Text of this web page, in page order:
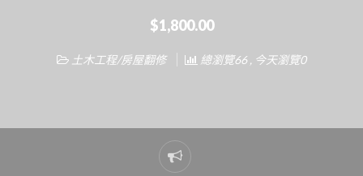
$1,800.00
土木工程/房屋翻修 總瀏覽66 , 今天瀏覽0
Report